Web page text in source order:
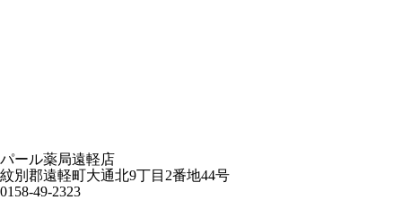
パール薬局遠軽店
紋別郡遠軽町大通北9丁目2番地44号
0158-49-2323